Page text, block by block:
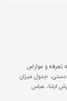
تعرفه و عوارض
دستی، جدول میزان
ایلنا، عباس